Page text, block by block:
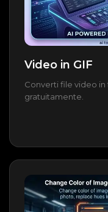
Video in GIF
Converti file video
gratuitamente.